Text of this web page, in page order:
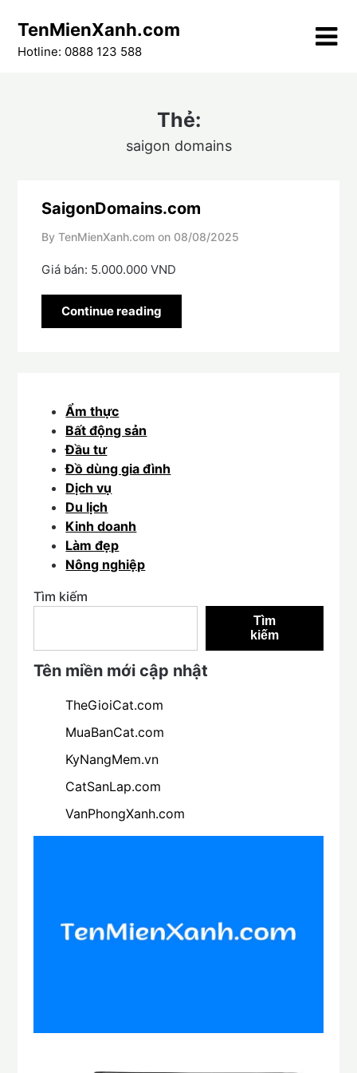
content
TenMienXanh.com
Hotline: 0888 123 588
Thẻ:
saigon domains
SaigonDomains.com
By TenMienXanh.com on 08/08/2025
Giá bán: 5.000.000 VND
Continue reading
Ẩm thực
Bất động sản
Đầu tư
Đồ dùng gia đình
Dịch vụ
Du lịch
Kinh doanh
Làm đẹp
Nông nghiệp
Tìm kiếm
Tìm
kiếm
Tên miền mới cập nhật
TheGioiCat.com
MuaBanCat.com
KyNangMem.vn
CatSanLap.com
VanPhongXanh.com